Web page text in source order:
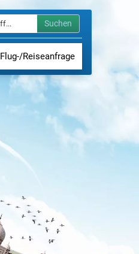
Suchen
Flug-/Reiseanfrage